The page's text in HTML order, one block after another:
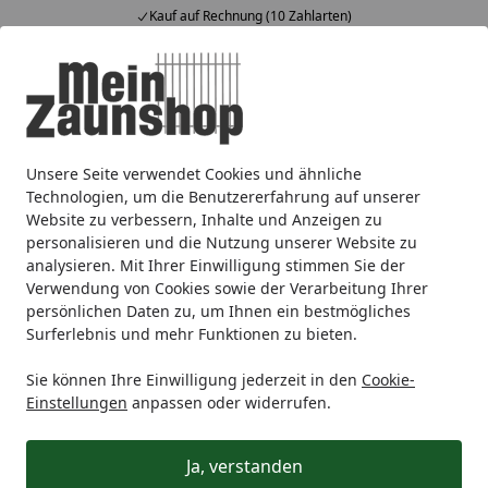
Unsere Seite verwendet Cookies und ähnliche
Technologien, um die Benutzererfahrung auf unserer
Website zu verbessern, Inhalte und Anzeigen zu
personalisieren und die Nutzung unserer Website zu
analysieren. Mit Ihrer Einwilligung stimmen Sie der
Verwendung von Cookies sowie der Verarbeitung Ihrer
persönlichen Daten zu, um Ihnen ein bestmögliches
Surferlebnis und mehr Funktionen zu bieten.
Sie können Ihre Einwilligung jederzeit in den Cookie-
Einstellungen anpassen oder widerrufen.
Ja, verstanden
Kauf auf Rechnung (10 Zahlarten)
Alle Produkte
Mein Konto
Suchen
Startseite
Alberts® Türfeststeller Weiß 230x23mm Platte 75x20mm
Alberts® Türfeststeller Weiß
230x23mm Platte 75x20mm